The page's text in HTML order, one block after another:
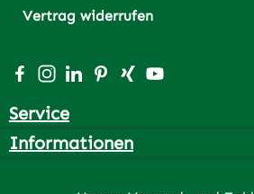
Vertrag widerrufen
Besuche uns auf Facebook –
Schau auf Instagram vorbei –
Vernetze dich mit uns auf
Lass dich auf
Vernetze dich mit
Sieh dir
Service
Informationen